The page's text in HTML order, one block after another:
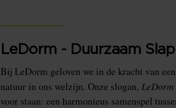
LeDorm - Duurzaam
Bij LeDorm geloven we in de kracht van
natuur in ons welzijn. Onze slogan,
voor staan: een harmonieus samenspel